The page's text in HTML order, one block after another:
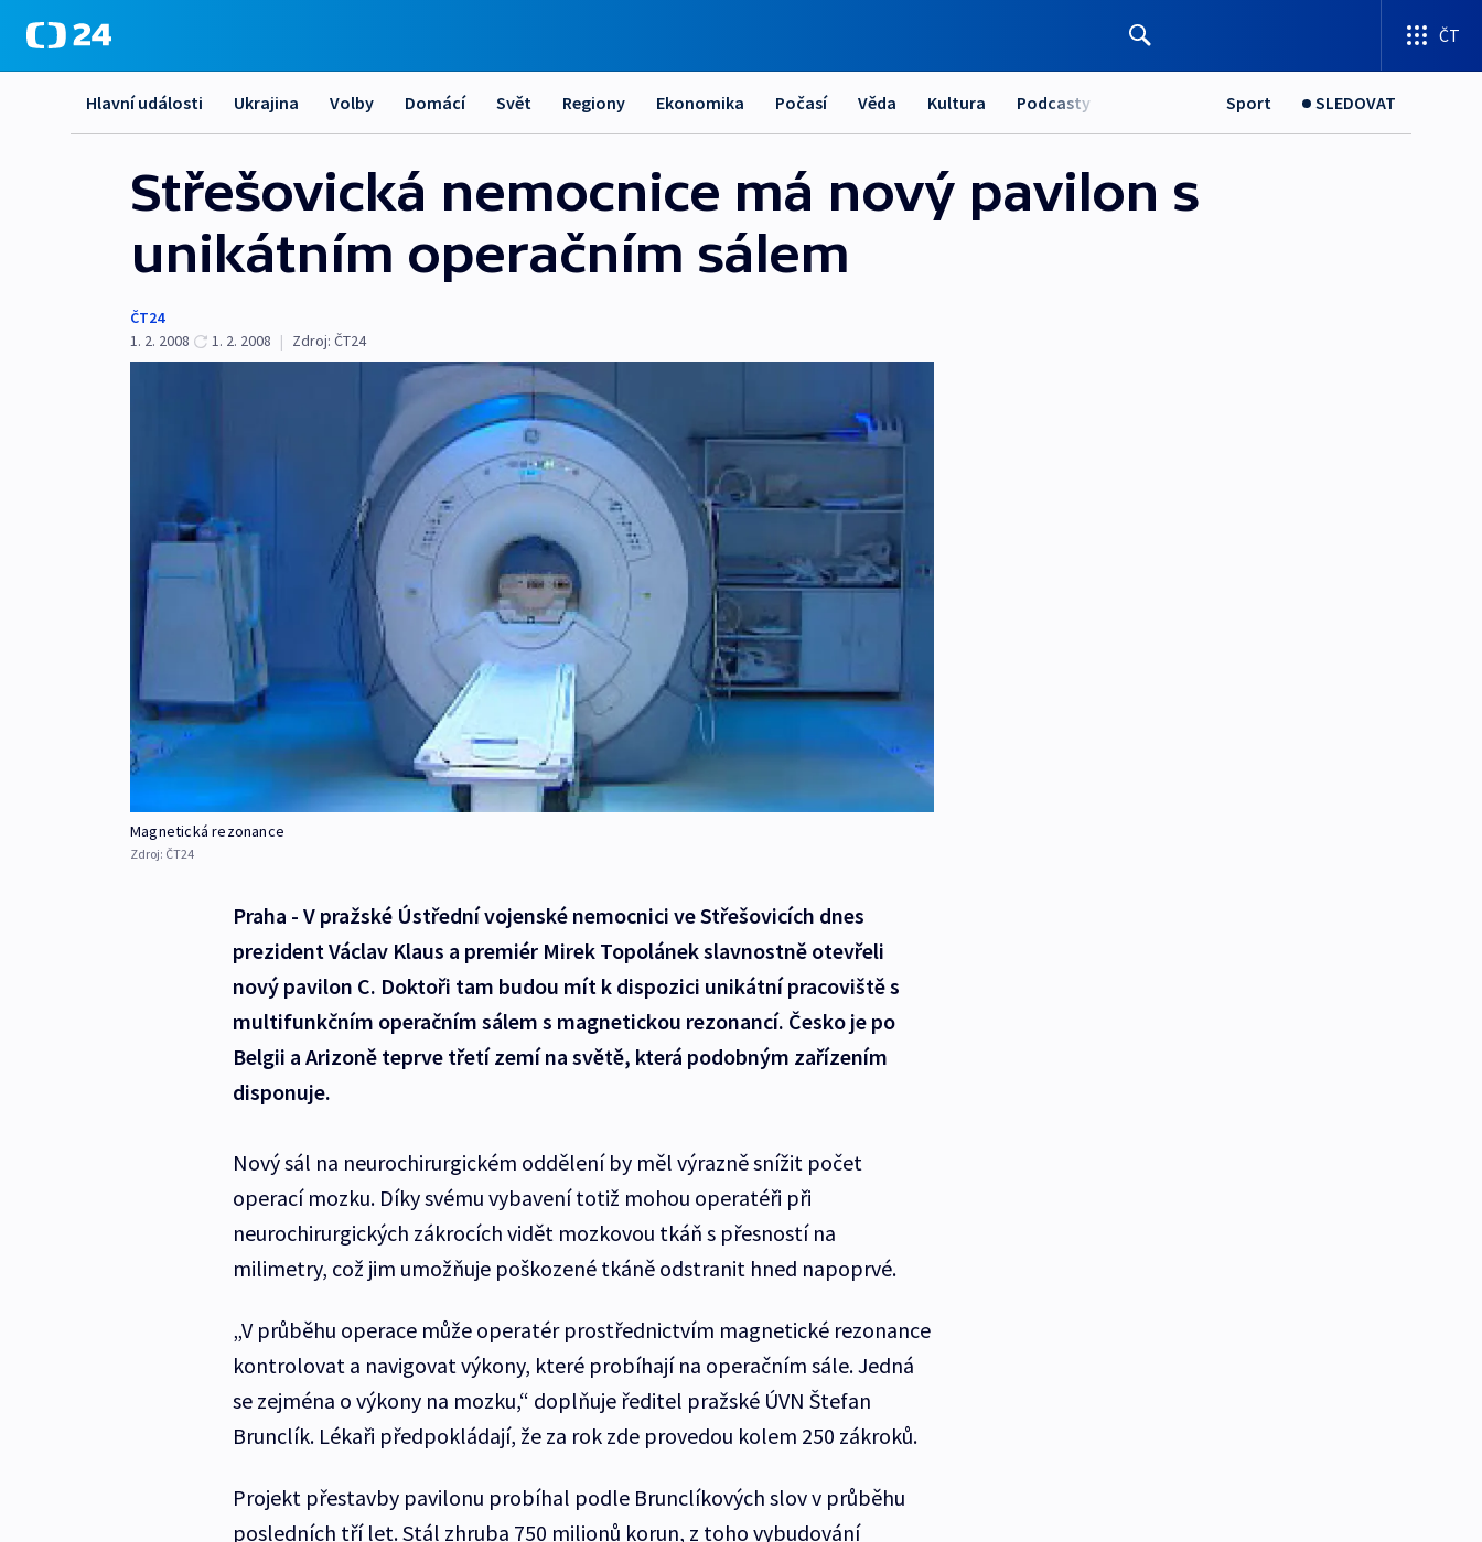
ČT
Hlavní události Ukrajina Volby Domácí Svět Regiony Ekonomika Počasí Věda Kultura Podcasty Sport SLEDOVAT
Střešovická nemocnice má nový pavilon s
unikátním operačním sálem
ČT24
1. 2. 2008
1. 2. 2008 | Zdroj: ČT24
Magnetická rezonance
Zdroj: ČT24
Praha - V pražské Ústřední vojenské nemocnici ve Střešovicích dnes
prezident Václav Klaus a premiér Mirek Topolánek slavnostně otevřeli
nový pavilon C. Doktoři tam budou mít k dispozici unikátní pracoviště s
multifunkčním operačním sálem s magnetickou rezonancí. Česko je po
Belgii a Arizoně teprve třetí zemí na světě, která podobným zařízením
disponuje.
Nový sál na neurochirurgickém oddělení by měl výrazně snížit počet
operací mozku. Díky svému vybavení totiž mohou operatéři při
neurochirurgických zákrocích vidět mozkovou tkáň s přesností na
milimetry, což jim umožňuje poškozené tkáně odstranit hned napoprvé.
„V průběhu operace může operatér prostřednictvím magnetické rezonance
kontrolovat a navigovat výkony, které probíhají na operačním sále. Jedná
se zejména o výkony na mozku,“ doplňuje ředitel pražské ÚVN Štefan
Brunclík. Lékaři předpokládají, že za rok zde provedou kolem 250 zákroků.
Projekt přestavby pavilonu probíhal podle Brunclíkových slov v průběhu
posledních tří let. Stál zhruba 750 milionů korun, z toho vybudování